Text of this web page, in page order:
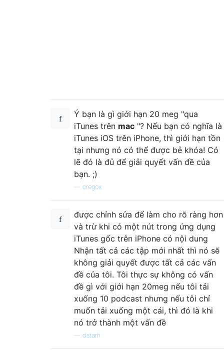
Ý bạn là gì giới hạn 20 meg "qua
iTunes trên mac "? Nếu bạn có nghĩa là
iTunes iOS trên iPhone, thì giới hạn tồn
tại nhưng nó có thể được bẻ khóa! Có
lẽ đó là đủ để giải quyết vấn đề của
bạn. ;)
cregox
được chỉnh sửa để làm cho rõ ràng hơn
và trừ khi có một nút trong ứng dụng
iTunes gốc trên iPhone có nội dung
Nhận tất cả các tập mới nhất thì nó sẽ
không giải quyết được tất cả các vấn
đề của tôi. Tôi thực sự không có vấn
đề gì với giới hạn 20meg nếu tôi tải
xuống 10 podcast nhưng nếu tôi chỉ
muốn tải xuống một cái, thì đó là khi
nó trở thành một vấn đề
dstarh